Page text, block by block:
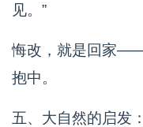
见。”
悔改，就是回家
抱中。
五、大自然的启发